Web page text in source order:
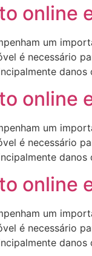
online
um
é necessário
online
um
é necessário
online
um
é necessário